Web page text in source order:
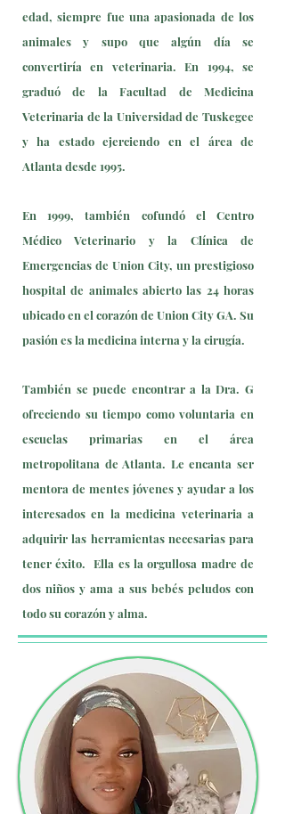
edad, siempre fue una apasionada de los
animales y supo que algún día se
convertiría en veterinaria. En 1994, se
graduó de la Facultad de Medicina
Veterinaria de la Universidad de Tuskegee
y ha estado ejerciendo en el área de
Atlanta desde 1995.
En 1999, también cofundó el Centro
Médico Veterinario y la Clínica de
Emergencias de Union City, un prestigioso
hospital de animales abierto las 24 horas
ubicado en el corazón de Union City GA. Su
pasión es la medicina interna y la cirugía.
También se puede encontrar a la Dra. G
ofreciendo su tiempo como voluntaria en
escuelas primarias en el área
metropolitana de Atlanta. Le encanta ser
mentora de mentes jóvenes y ayudar a los
interesados en la medicina veterinaria a
adquirir las herramientas necesarias para
tener éxito. Ella es la orgullosa madre de
dos niños y ama a sus bebés peludos con
todo su corazón y alma.